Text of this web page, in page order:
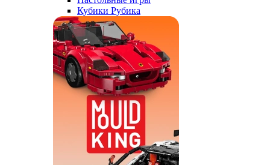
Кубики Рубика